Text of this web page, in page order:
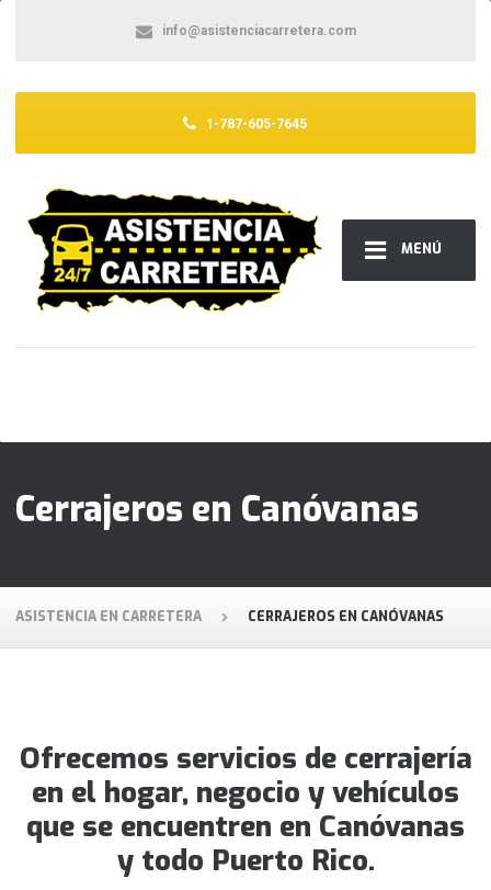
MENÚ
info@asistenciacarretera.com
1-787-605-7645
Cerrajeros en Canóvanas
ASISTENCIA EN CARRETERA CERRAJEROS EN CANÓVANAS
Ofrecemos servicios de cerrajería
en el hogar, negocio y vehículos
que se encuentren en Canóvanas
y todo Puerto Rico.